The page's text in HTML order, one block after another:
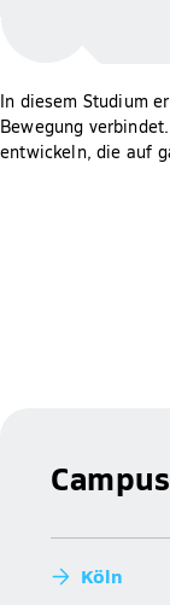
In diesem Studium
Bewegung
entwickeln, die auf
Campus
Köln